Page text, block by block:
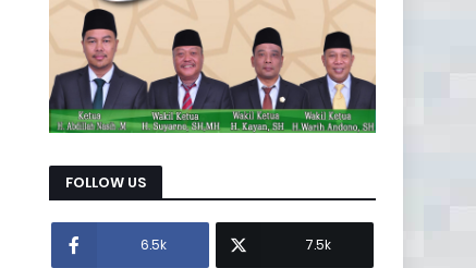
FOLLOW US
6.5k 7.5k